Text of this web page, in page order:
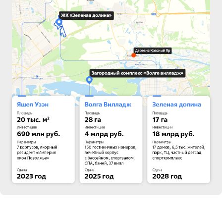
сервиса, но был и бизнесменом, мать тоже
трудилась на ПОЗиСе в отделе кадров.
Из-за фамилии, родственников на заводе,
а также в связи с выполнением транспортных
заказов ПОЗиСа Тимуру Егорову приписывают
родство с руководством ПОЗиСа и даже
с владельцем «Ак Барс Холдинга»
Иваном
Егоровым
, а кроме того, с челнинским
строителемДамиром Бибишевым
. Сам
предприниматель отрицает родство с Егоровым,
Бибишева знает только из рассказов его дочери,
с которой близко дружит семьями, но при этом